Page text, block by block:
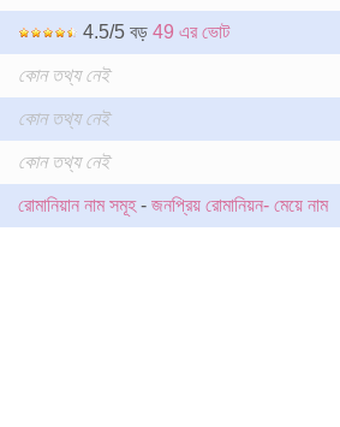
4.5/5 বড় 49 এর ভোট
কোন তথ্য নেই
কোন তথ্য নেই
কোন তথ্য নেই
রোমানিয়ান নাম সমূহ- জনপ্রিয় রোমানিয়ন- মেয়ে নাম